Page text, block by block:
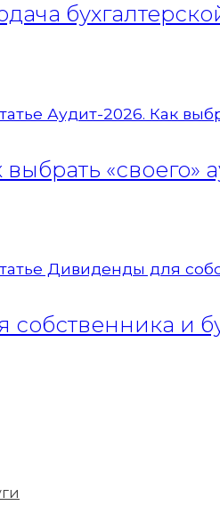
«своего»
и